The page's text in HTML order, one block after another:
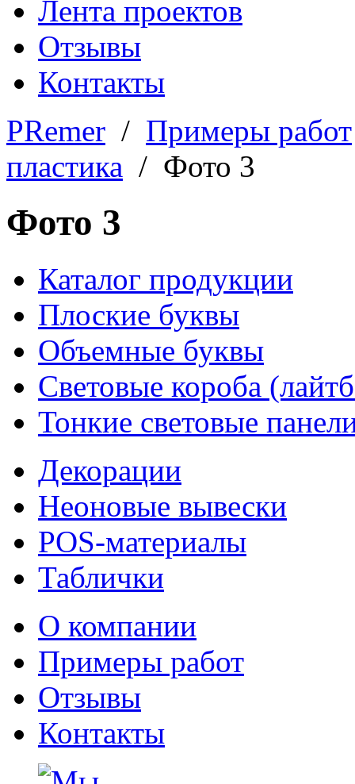
Лента проектов
Отзывы
Контакты
PRemer / Примеры работ
пластика / Фото 3
Фото 3
Каталог продукции
Плоские буквы
Объемные буквы
Световые короба
Тонкие световые
Декорации
Неоновые вывески
POS-материалы
Таблички
О компании
Примеры работ
Отзывы
Контакты